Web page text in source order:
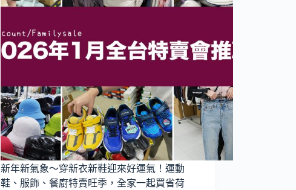
新年新氣象～穿新衣新鞋迎來好運氣！運動
鞋、服飾、餐廚特賣旺季，全家一起買省荷